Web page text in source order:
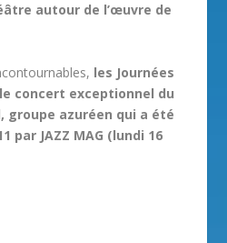
autour de l’œuvre de
les Journées
le concert exceptionnel du
groupe azuréen qui a été
par JAZZ MAG (lundi 16